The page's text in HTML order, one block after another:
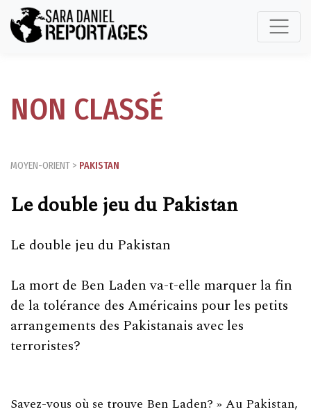
NON CLASSÉ
MOYEN-ORIENT > PAKISTAN
Le double jeu du Pakistan
Le double jeu du Pakistan
La mort de Ben Laden va-t-elle marquer la fin
de la tolérance des Américains pour les petits
arrangements des Pakistanais avec les
terroristes?
Savez-vous où se trouve Ben Laden? » Au Pakistan,